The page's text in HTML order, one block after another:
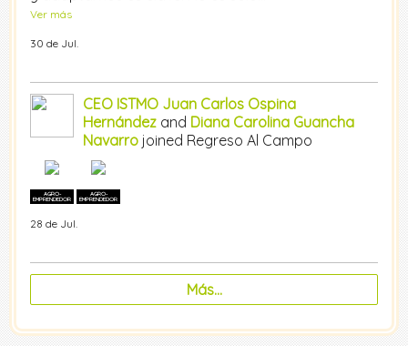
Ver más
30 de Jul.
CEO ISTMO Juan Carlos Ospina
Hernández and Diana Carolina Guancha
Navarro joined Regreso Al Campo
AGRO-
EMPRENDEDOR
AGRO-
EMPRENDEDOR
28 de Jul.
Más...